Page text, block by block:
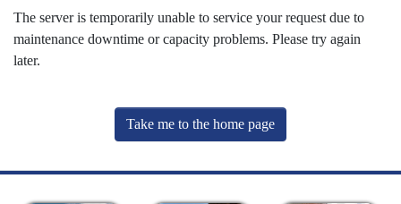
The server is temporarily unable to service your request due to
maintenance downtime or capacity problems. Please try again
later.
Take me to the home page